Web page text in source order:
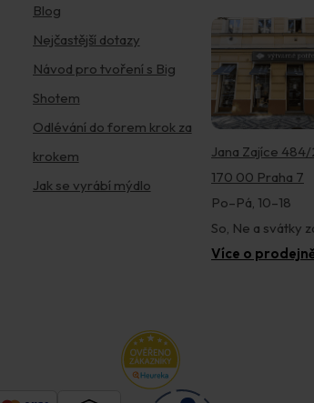
Blog
Nejčastější dotazy
Návod pro tvoření s Big
Shotem
Odlévání do forem krok za
krokem
Jak se vyrábí mýdlo
Jana Zajíce 484/
170 00 Praha 7
Po–Pá, 10–18
So, Ne a svátky
Více o